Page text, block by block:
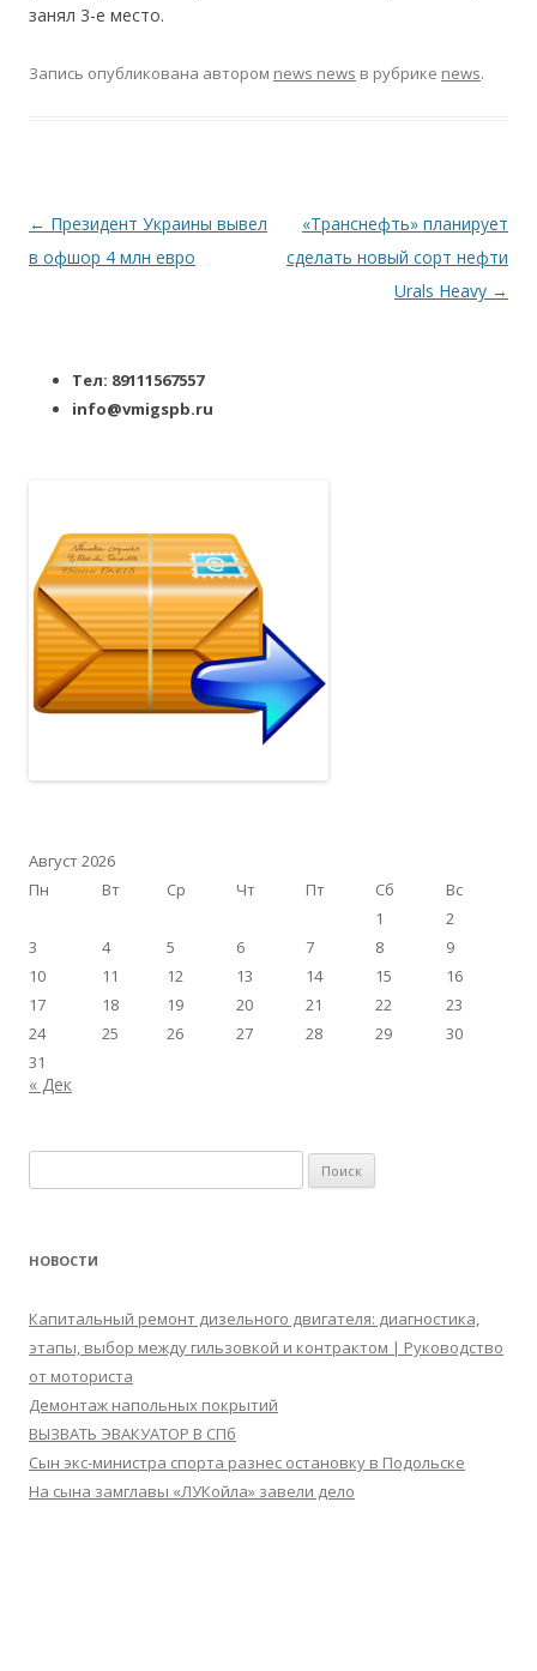
занял 3-е место.
Запись опубликована автором news news в рубрике news.
Навигация по записям
← Президент Украины вывел
в офшор 4 млн евро
«Транснефть» планирует
сделать новый сорт нефти
Urals Heavy →
Тел: 89111567557
info@vmigspb.ru
Август 2026
Пн
Вт Ср Чт Пт Сб
Вс
1
2
3
4 5 6 7 8
9
10
11 12 13 14 15
16
17
18 19 20 21 22
23
24
25 26 27 28 29
30
31
« Дек
НОВОСТИ
Капитальный ремонт дизельного двигателя: диагностика,
этапы, выбор между гильзовкой и контрактом | Руководство
от моториста
Демонтаж напольных покрытий
ВЫЗВАТЬ ЭВАКУАТОР В СПб
Сын экс-министра спорта разнес остановку в Подольске
На сына замглавы «ЛУКойла» завели дело